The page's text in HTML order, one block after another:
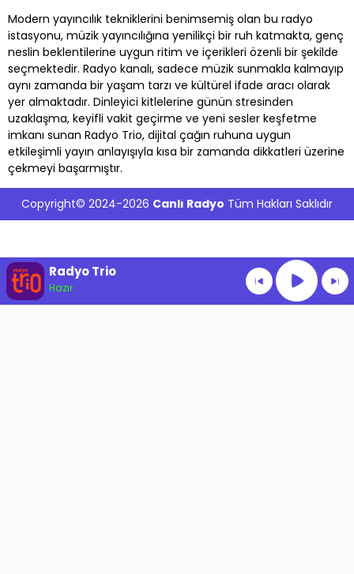
Modern yayıncılık tekniklerini benimsemiş olan bu radyo
istasyonu, müzik yayıncılığına yenilikçi bir ruh katmakta, genç
neslin beklentilerine uygun ritim ve içerikleri özenli bir şekilde
seçmektedir. Radyo kanalı, sadece müzik sunmakla kalmayıp
aynı zamanda bir yaşam tarzı ve kültürel ifade aracı olarak
yer almaktadır. Dinleyici kitlelerine günün stresinden
uzaklaşma, keyifli vakit geçirme ve yeni sesler keşfetme
imkanı sunan Radyo Trio, dijital çağın ruhuna uygun
etkileşimli yayın anlayışıyla kısa bir zamanda dikkatleri üzerine
çekmeyi başarmıştır.
Copyright© 2024-2026 Canlı Radyo Tüm Hakları Saklıdır